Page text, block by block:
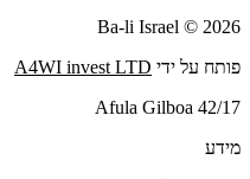
2026 © Ba-li Israel
פותח על ידי A4WI invest LTD
Afula Gilboa 42/17
מידע